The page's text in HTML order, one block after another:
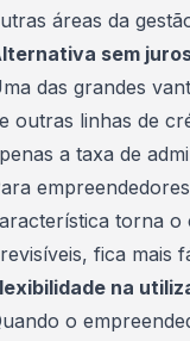
áreas da
sem
das grandes
outras linhas de
a taxa de
torna o
fica mais
na
o